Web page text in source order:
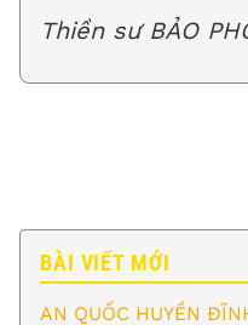
Thiền sư BẢO
BÀI VIẾT MỚI
AN QUỐC HUYỀN